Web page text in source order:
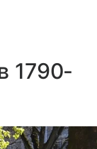
1790-